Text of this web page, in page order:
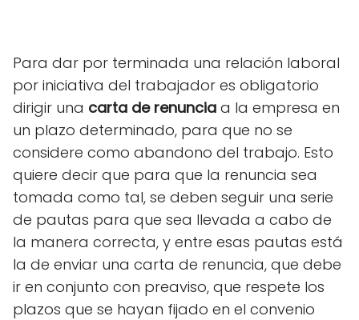
Para dar por terminada una relación laboral
por iniciativa del trabajador es obligatorio
dirigir una carta de renuncia a la empresa en
un plazo determinado, para que no se
considere como abandono del trabajo. Esto
quiere decir que para que la renuncia sea
tomada como tal, se deben seguir una serie
de pautas para que sea llevada a cabo de
la manera correcta, y entre esas pautas está
la de enviar una carta de renuncia, que debe
ir en conjunto con preaviso, que respete los
plazos que se hayan fijado en el convenio